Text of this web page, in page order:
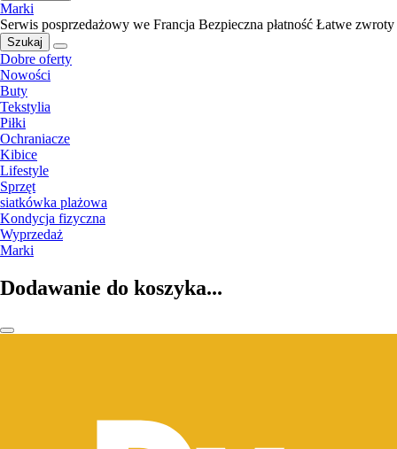
Marki
Serwis posprzedażowy we Francja Bezpieczna płatność Łatwe zwroty
Szukaj
Dobre oferty
Nowości
Buty
Tekstylia
Piłki
Ochraniacze
Kibice
Lifestyle
Sprzęt
siatkówka plażowa
Kondycja fizyczna
Wyprzedaż
Marki
Dodawanie do koszyka...